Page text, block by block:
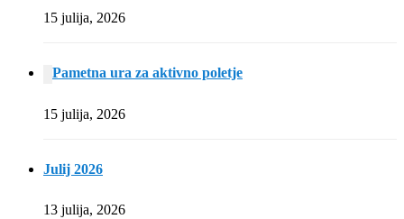
15 julija, 2026
Pametna ura za aktivno poletje
15 julija, 2026
Julij 2026
13 julija, 2026